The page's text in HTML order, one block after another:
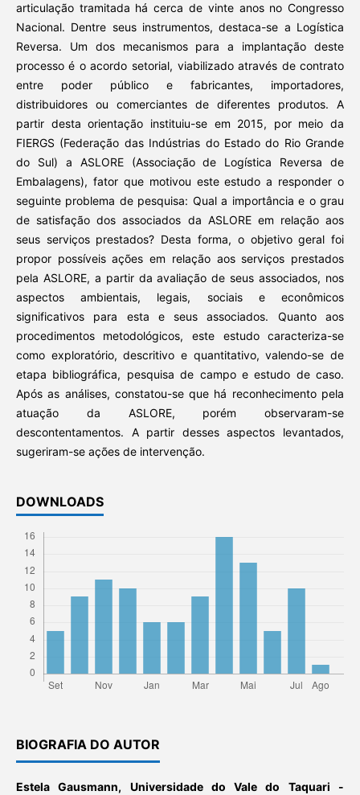
articulação tramitada há cerca de vinte anos no Congresso
Nacional. Dentre seus instrumentos, destaca-se a Logística
Reversa. Um dos mecanismos para a implantação deste
processo é o acordo setorial, viabilizado através de contrato
entre poder público e fabricantes, importadores,
distribuidores ou comerciantes de diferentes produtos. A
partir desta orientação instituiu-se em 2015, por meio da
FIERGS (Federação das Indústrias do Estado do Rio Grande
do Sul) a ASLORE (Associação de Logística Reversa de
Embalagens), fator que motivou este estudo a responder o
seguinte problema de pesquisa: Qual a importância e o grau
de satisfação dos associados da ASLORE em relação aos
seus serviços prestados? Desta forma, o objetivo geral foi
propor possíveis ações em relação aos serviços prestados
pela ASLORE, a partir da avaliação de seus associados, nos
aspectos ambientais, legais, sociais e econômicos
significativos para esta e seus associados. Quanto aos
procedimentos metodológicos, este estudo caracteriza-se
como exploratório, descritivo e quantitativo, valendo-se de
etapa bibliográfica, pesquisa de campo e estudo de caso.
Após as análises, constatou-se que há reconhecimento pela
atuação da ASLORE, porém observaram-se
descontentamentos. A partir desses aspectos levantados,
sugeriram-se ações de intervenção.
DOWNLOADS
BIOGRAFIA DO AUTOR
Estela Gausmann, Universidade do Vale do Taquari -